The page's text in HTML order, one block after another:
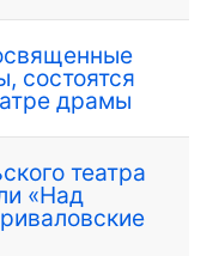
состоятся
драмы
театра
«Над